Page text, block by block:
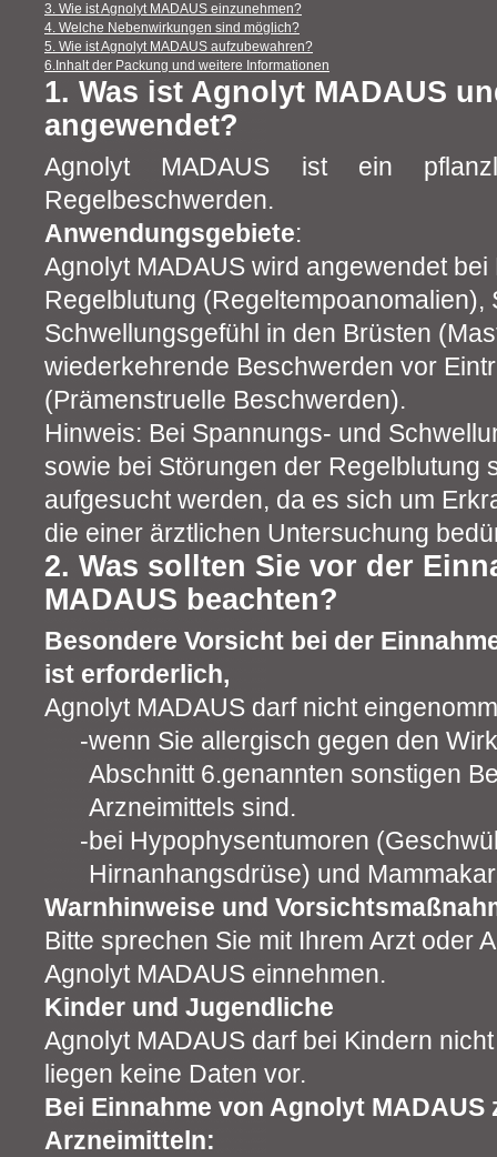
3. Wie ist Agnolyt MADAUS einzunehmen?
4. Welche Nebenwirkungen sind möglich?
5. Wie ist Agnolyt MADAUS aufzubewahren?
6.Inhalt der Packung und weitere Informationen
1. Was ist Agnolyt MADAUS
angewendet?
Agnolyt MADAUS ist ein
Regelbeschwerden.
Anwendungsgebiete:
Agnolyt MADAUS wird angewendet
Regelblutung (Regeltempoanomalien),
Schwellungsgefühl in den Brüsten
wiederkehrende Beschwerden vor
(Prämenstruelle Beschwerden).
Hinweis: Bei Spannungs‑ und
sowie bei Störungen der Regelblutung
aufgesucht werden, da es sich um
die einer ärztlichen Untersuchung
2. Was sollten Sie vor der
MADAUS beachten?
Besondere Vorsicht bei der
ist erforderlich,
Agnolyt MADAUS darf nicht
wenn Sie allergisch gegen den
Abschnitt 6.genannten sonstigen
Arzneimittels sind.
bei Hypophysentumoren
Hirnanhangsdrüse) und
Warnhinweise und
Bitte sprechen Sie mit Ihrem Arzt oder
Agnolyt MADAUS einnehmen.
Kinder und Jugendliche
Agnolyt MADAUS darf bei Kindern
liegen keine Daten vor.
Bei Einnahme von Agnolyt MADAUS
Arzneimitteln: